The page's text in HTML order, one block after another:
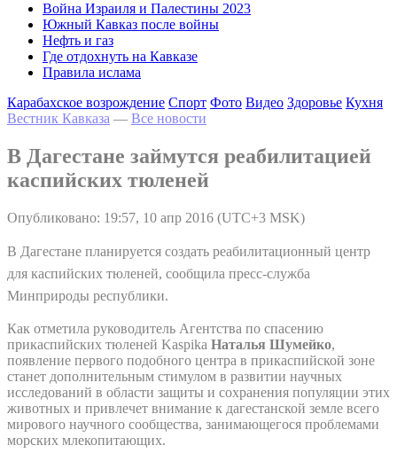
Война Израиля и Палестины 2023
Южный Кавказ после войны
Нефть и газ
Где отдохнуть на Кавказе
Правила ислама
Карабахское возрождение Спорт Фото Видео Здоровье Кухня
Вестник Кавказа — Все новости
В Дагестане займутся реабилитацией
каспийских тюленей
Опубликовано: 19:57, 10 апр 2016 (UTC+3 MSK)
В Дагестане планируется создать реабилитационный центр
для каспийских тюленей, сообщила пресс-служба
Минприроды республики.
Как отметила руководитель Агентства по спасению
прикаспийских тюленей Kaspika Наталья Шумейко,
появление первого подобного центра в прикаспийской зоне
станет дополнительным стимулом в развитии научных
исследований в области защиты и сохранения популяции этих
животных и привлечет внимание к дагестанской земле всего
мирового научного сообщества, занимающегося проблемами
морских млекопитающих.